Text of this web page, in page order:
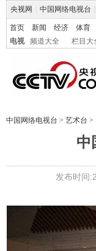
央视网 中国网络电视台
首页 新闻 经济 体育
电视
频道大全 栏目大
中国网络电视台 > 艺术台 >
中
发布时间